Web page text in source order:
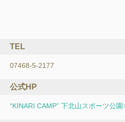
TEL
07468-5-2177
公式HP
“KINARI CAMP” 下北山スポーツ公